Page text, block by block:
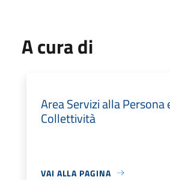
A cura di
Area Servizi alla Persona
Collettività
VAI ALLA PAGINA